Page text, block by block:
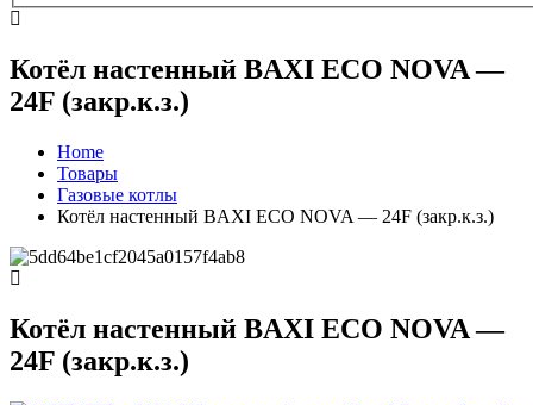
Котёл настенный BAXI ECO NOVA —
24F (закр.к.з.)
Home
Товары
Газовые котлы
Котёл настенный BAXI ECO NOVA — 24F (закр.к.з.)
Котёл настенный BAXI ECO NOVA —
24F (закр.к.з.)